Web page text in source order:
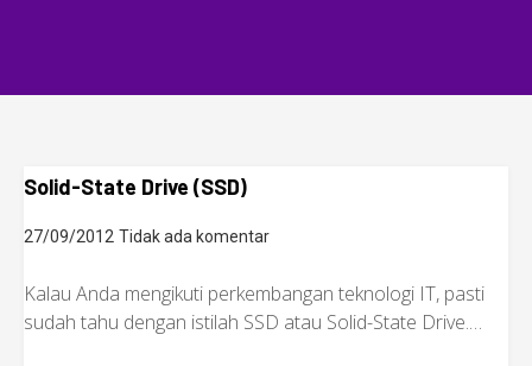
Solid-State Drive (SSD)
27/09/2012 Tidak ada komentar
Kalau Anda mengikuti perkembangan teknologi IT, pasti
sudah tahu dengan istilah SSD atau Solid-State Drive.…